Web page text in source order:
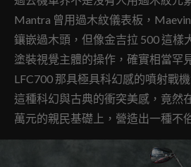
Mantra 曾用過木紋儀表板，
鑲嵌過木頭，但像金吉拉 500 這樣
塗裝視覺主體的操作，確實相當罕
LFC700 那具極具科幻感的噴射戰
這種科幻與古典的衝突美感，竟然
萬元的親民基礎上，營造出一種不